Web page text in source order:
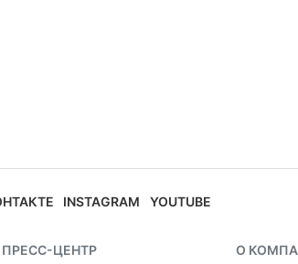
INSTAGRAM YOUTUBE
ПРЕСС-ЦЕНТР О